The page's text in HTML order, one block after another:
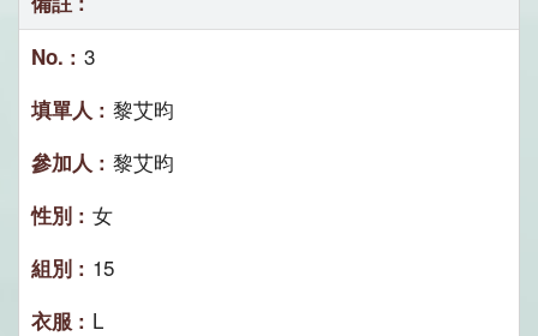
3
黎艾昀
黎艾昀
女
15
L